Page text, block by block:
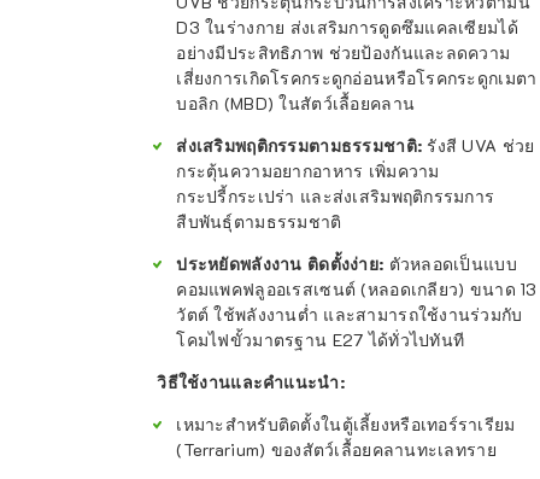
D3 ในร่างกาย ส่งเสริมการดูดซึมแคลเซียมได้
อย่างมีประสิทธิภาพ ช่วยป้องกันและลดความ
เสี่ยงการเกิดโรคกระดูกอ่อนหรือโรคกระดูกเมตา
บอลิก (MBD) ในสัตว์เลื้อยคลาน
ส่งเสริมพฤติกรรมตามธรรมชาติ: รังสี UVA ช่วย
กระตุ้นความอยากอาหาร เพิ่มความ
กระปรี้กระเปร่า และส่งเสริมพฤติกรรมการ
สืบพันธุ์ตามธรรมชาติ
ประหยัดพลังงาน ติดตั้งง่าย: ตัวหลอดเป็นแบบ
คอมแพคฟลูออเรสเซนต์ (หลอดเกลียว) ขนาด 13
วัตต์ ใช้พลังงานต่ำ และสามารถใช้งานร่วมกับ
โคมไฟขั้วมาตรฐาน E27 ได้ทั่วไปทันที
วิธีใช้งานและคำแนะนำ:
เหมาะสำหรับติดตั้งในตู้เลี้ยงหรือเทอร์ราเรียม
(Terrarium) ของสัตว์เลื้อยคลานทะเลทราย